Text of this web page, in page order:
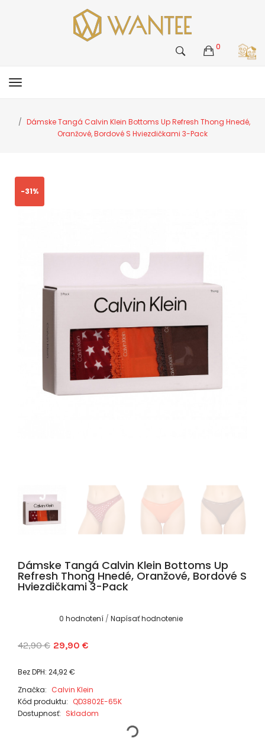
0
Dámske Tangá Calvin Klein Bottoms Up Refresh Thong Hnedé,
Oranžové, Bordové S Hviezdičkami 3-Pack
-31%
Dámske Tangá Calvin Klein Bottoms Up
Refresh Thong Hnedé, Oranžové, Bordové S
Hviezdičkami 3-Pack
0 hodnotení / Napísať hodnotenie
42,90 € 29,90 €
Bez DPH: 24,92 €
Značka: Calvin Klein
Kód produktu: QD3802E-65K
Dostupnosť: Skladom